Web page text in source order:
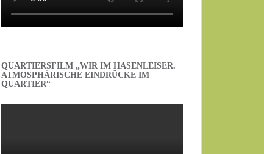
QUARTIERSFILM „WIR IM HASENLEISER.
ATMOSPHÄRISCHE EINDRÜCKE IM
QUARTIER“